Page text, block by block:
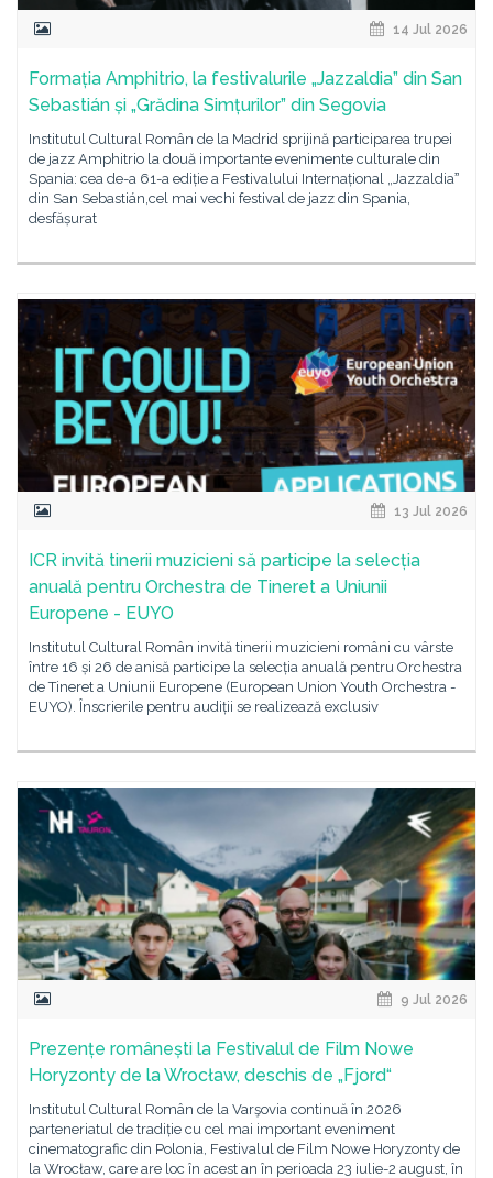
14 Jul 2026
Formația Amphitrio, la festivalurile „Jazzaldia” din San
Sebastián și „Grădina Simțurilor” din Segovia
Institutul Cultural Român de la Madrid sprijină participarea trupei
de jazz Amphitrio la două importante evenimente culturale din
Spania: cea de-a 61-a ediție a Festivalului Internațional „Jazzaldiaˮ
din San Sebastián,cel mai vechi festival de jazz din Spania,
desfășurat
13 Jul 2026
ICR invită tinerii muzicieni să participe la selecția
anuală pentru Orchestra de Tineret a Uniunii
Europene - EUYO
Institutul Cultural Român invită tinerii muzicieni români cu vârste
între 16 și 26 de anisă participe la selecția anuală pentru Orchestra
de Tineret a Uniunii Europene (European Union Youth Orchestra -
EUYO). Înscrierile pentru audiții se realizează exclusiv
9 Jul 2026
Prezențe românești la Festivalul de Film Nowe
Horyzonty de la Wrocław, deschis de „Fjord“
Institutul Cultural Român de la Varşovia continuă în 2026
parteneriatul de tradiție cu cel mai important eveniment
cinematografic din Polonia, Festivalul de Film Nowe Horyzonty de
la Wrocław, care are loc în acest an în perioada 23 iulie-2 august, în